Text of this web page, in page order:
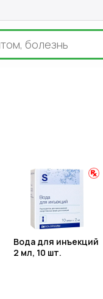
Вода для инъекций
2 мл, 10 шт.